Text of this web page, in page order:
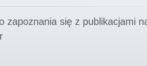
zapoznania się z publikacjami